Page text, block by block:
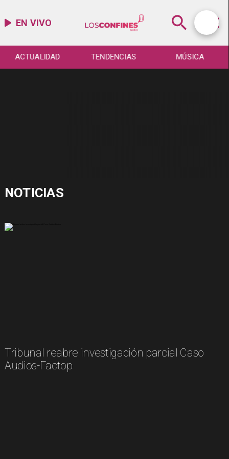
EN VIVO
ACTUALIDAD TENDENCIAS MÚSICA
NOTICIAS
Tribunal reabre investigación parcial Caso
Audios-Factop